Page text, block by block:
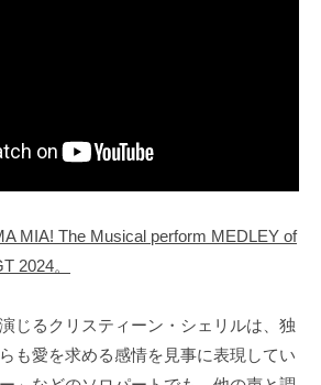
MIA! The Musical perform MEDLEY of
2024。
じるクリスティーン・シェリルは、独
も愛を求める感情を見事に表現してい